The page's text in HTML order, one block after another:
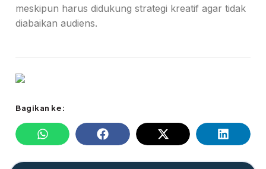
meskipun harus didukung strategi kreatif agar tidak
diabaikan audiens.
Bagikan ke: